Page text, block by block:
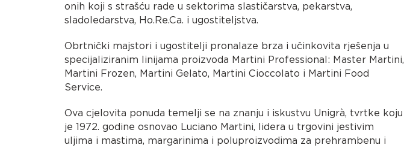
onih koji s strašću rade u sektorima slastičarstva, pekarstva,
sladoledarstva, Ho.Re.Ca. i ugostiteljstva.
Obrtnički majstori i ugostitelji pronalaze brza i učinkovita rješenja u
specijaliziranim linijama proizvoda Martini Professional: Master Martini,
Martini Frozen, Martini Gelato, Martini Cioccolato i Martini Food
Service.
Ova cjelovita ponuda temelji se na znanju i iskustvu Unigrà, tvrtke koju
je 1972. godine osnovao Luciano Martini, lidera u trgovini jestivim
uljima i mastima, margarinima i poluproizvodima za prehrambenu i